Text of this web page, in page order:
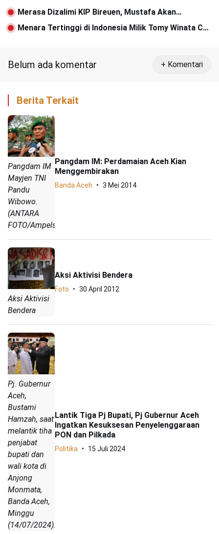
Merasa Dizalimi KIP Bireuen, Mustafa Akan
Menggugat ke MK
Menara Tertinggi di Indonesia Milik Tomy Winata Cs
Belum ada komentar + Komentari
Berita Terkait
Pangdam IM
Mayjen TNI
Pandu
Wibowo.
(ANTARA
FOTO/Ampelsa)
Pangdam IM: Perdamaian Aceh Kian
Menggembirakan
Banda Aceh 3 Mei 2014
Aksi Aktivisi
Bendera
Aksi Aktivisi Bendera
Foto 30 April 2012
Pj. Gubernur
Aceh,
Bustami
Hamzah, saat
melantik tiha
penjabat
bupati dan
wali kota di
Anjong
Monmata,
Banda Aceh,
Minggu
(14/07/2024).
Lantik Tiga Pj Bupati, Pj Gubernur Aceh
Ingatkan Kesuksesan Penyelenggaraan
PON dan Pilkada
Politika 15 Juli 2024